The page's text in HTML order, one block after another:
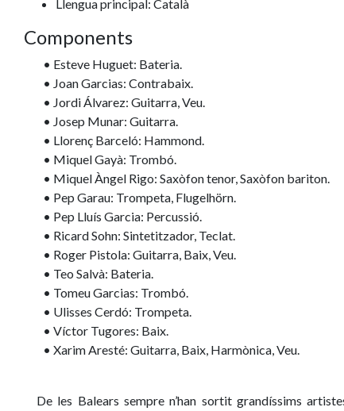
Llengua principal: Català
Components
• Esteve Huguet: Bateria.
• Joan Garcias: Contrabaix.
• Jordi Álvarez: Guitarra, Veu.
• Josep Munar: Guitarra.
• Llorenç Barceló: Hammond.
• Miquel Gayà: Trombó.
• Miquel Àngel Rigo: Saxòfon tenor, Saxòfon bariton.
• Pep Garau: Trompeta, Flugelhörn.
• Pep Lluís Garcia: Percussió.
• Ricard Sohn: Sintetitzador, Teclat.
• Roger Pistola: Guitarra, Baix, Veu.
• Teo Salvà: Bateria.
• Tomeu Garcias: Trombó.
• Ulisses Cerdó: Trompeta.
• Víctor Tugores: Baix.
• Xarim Aresté: Guitarra, Baix, Harmònica, Veu.
De les Balears sempre n’han sortit grandíssims